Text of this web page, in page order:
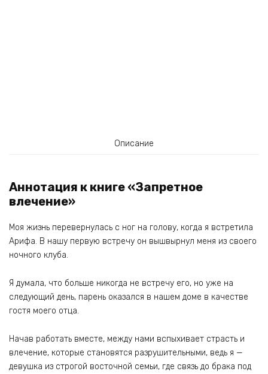
Описание
Аннотация к книге «Запретное
влечение»
Моя жизнь перевернулась с ног на голову, когда я встретила
Арифа. В нашу первую встречу он вышвырнул меня из своего
ночного клуба.
Я думала, что больше никогда не встречу его, но уже на
следующий день, парень оказался в нашем доме в качестве
гостя моего отца.
Начав работать вместе, между нами вспыхивает страсть и
влечение, которые становятся разрушительными, ведь я —
девушка из строгой восточной семьи, где связь до брака под